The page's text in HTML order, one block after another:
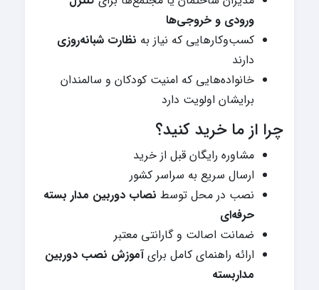
ورودی و خروجی‌ها
کسب‌وکارهایی که نیاز به نظارت شبانه‌روزی
دارند
خانواده‌هایی که امنیت کودکان و سالمندان
برایشان اولویت دارد
چرا از ما خرید کنید؟
مشاوره رایگان قبل از خرید
ارسال سریع به سراسر کشور
نصب در محل توسط نصاب دوربین مدار بسته
حرفه‌ای
ضمانت اصالت و گارانتی معتبر
ارائه راهنمای کامل برایآموزش نصب دوربین
مداربسته